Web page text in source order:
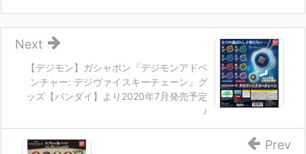
【デジモン】ガシャポン『デジモンアドベ
ンチャー: デジヴァイスキーチェーン』グ
ッズ【バンダイ】より2020年7月発売予定
♪
Next
Prev